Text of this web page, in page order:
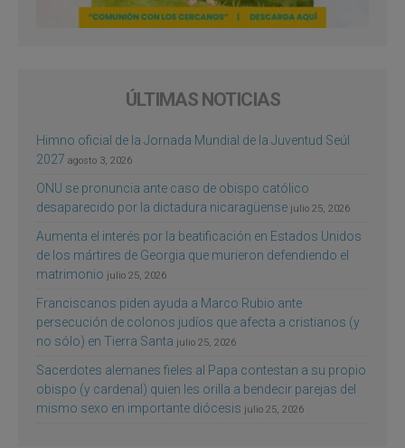
ÚLTIMAS NOTICIAS
Himno oficial de la Jornada Mundial de la Juventud Seúl
2027 agosto 3, 2026
ONU se pronuncia ante caso de obispo católico
desaparecido por la dictadura nicaragüense julio 25, 2026
Aumenta el interés por la beatificación en Estados Unidos
de los mártires de Georgia que murieron defendiendo el
matrimonio julio 25, 2026
Franciscanos piden ayuda a Marco Rubio ante
persecución de colonos judíos que afecta a cristianos (y
no sólo) en Tierra Santa julio 25, 2026
Sacerdotes alemanes fieles al Papa contestan a su propio
obispo (y cardenal) quien les orilla a bendecir parejas del
mismo sexo en importante diócesis julio 25, 2026